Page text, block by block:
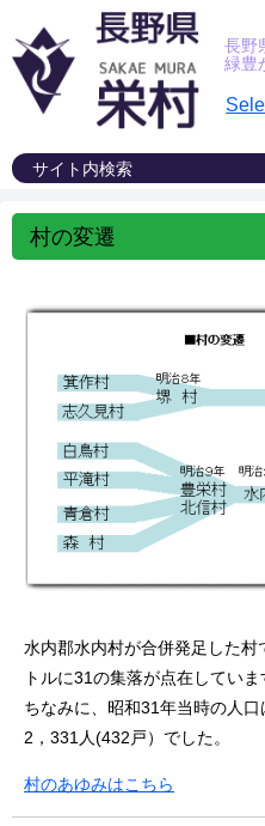
長野
緑豊
村の変遷
水内郡水内村が合併発足した
トルに31の集落が点在していま
ちなみに、昭和31年当時の人
2，331人(432戸）でした。
村のあゆみはこちら